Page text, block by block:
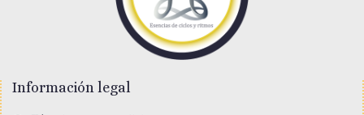
Información legal